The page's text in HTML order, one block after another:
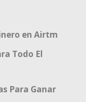
en Airtm
Todo El
Para Ganar